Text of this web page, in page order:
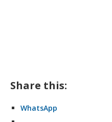
Share this:
WhatsApp